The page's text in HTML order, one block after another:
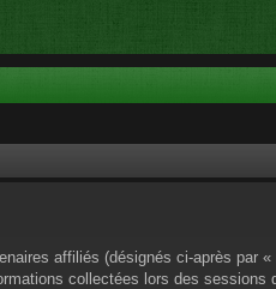
affiliés (désignés ci-après
collectées lors des sessions